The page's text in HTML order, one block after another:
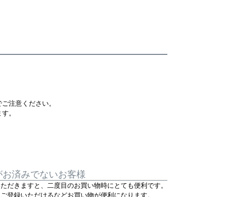
注意ください。
。
済みでないお客様
だきますと、二度目のお買い物時にとても便利です。
登録いただけるなどお買い物が便利になります。